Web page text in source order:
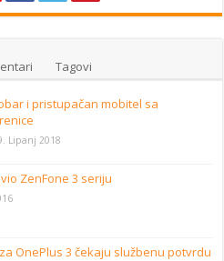
Tagovi
i pristupačan mobitel sa
Lipanj 2018
ZenFone 3 seriju
OnePlus 3 čekaju službenu potvrdu